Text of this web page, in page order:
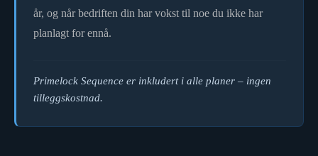
år, og når bedriften din har vokst til noe du ikke har
planlagt for ennå.
Primelock Sequence er inkludert i alle planer – ingen
tilleggskostnad.